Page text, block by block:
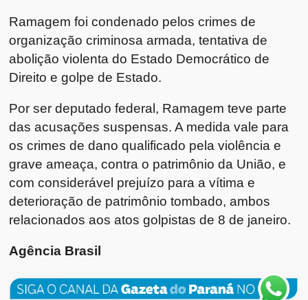
Ramagem foi condenado pelos crimes de
organização criminosa armada, tentativa de
abolição violenta do Estado Democrático de
Direito e golpe de Estado.
Por ser deputado federal, Ramagem teve parte
das acusações suspensas. A medida vale para
os crimes de dano qualificado pela violência e
grave ameaça, contra o patrimônio da União, e
com considerável prejuízo para a vítima e
deterioração de patrimônio tombado, ambos
relacionados aos atos golpistas de 8 de janeiro.
Agência Brasil